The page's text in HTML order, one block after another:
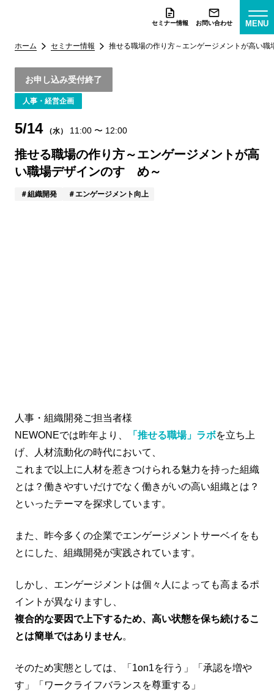
セミナー情報 お問い合わせ MENU
ホーム セミナー情報 推せる職場の作り方～エンゲージメントが高い職
お申し込み受付終了
人事・経営企画
5/14 （水） 11:00 〜 12:00
推せる職場の作り方～エンゲージメントが高
い職場デザインのすゝめ～
組織開発 エンゲージメント向上
人事・組織開発ご担当者様
NEWONEでは昨年より、
「推せる職場」ラボを立ち上
げ、人材流動化の時代において、
これまで以上に人材を惹きつけられる魅力を持った組織
とは？働きやすいだけでなく働きがいの高い組織とは？
といったテーマを探求しています。
また、昨今多くの企業でエンゲージメントサーベイをも
とにした、組織開発が実践されています。
しかし、エンゲージメントは個々人によっても高まるポ
イントが異なりますし、
複合的な要因で上下するため、高い状態を保ち続けるこ
とは簡単ではありません。
そのため実態としては、「1on1を行う」「承認を増や
す」「ワークライフバランスを尊重する」